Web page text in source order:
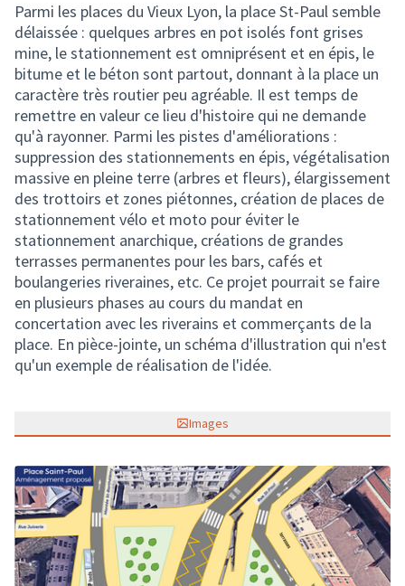
Parmi les places du Vieux Lyon, la place St-Paul semble
délaissée : quelques arbres en pot isolés font grises
mine, le stationnement est omniprésent et en épis, le
bitume et le béton sont partout, donnant à la place un
caractère très routier peu agréable. Il est temps de
remettre en valeur ce lieu d'histoire qui ne demande
qu'à rayonner. Parmi les pistes d'améliorations :
suppression des stationnements en épis, végétalisation
massive en pleine terre (arbres et fleurs), élargissement
des trottoirs et zones piétonnes, création de places de
stationnement vélo et moto pour éviter le
stationnement anarchique, créations de grandes
terrasses permanentes pour les bars, cafés et
boulangeries riveraines, etc. Ce projet pourrait se faire
en plusieurs phases au cours du mandat en
concertation avec les riverains et commerçants de la
place. En pièce-jointe, un schéma d'illustration qui n'est
qu'un exemple de réalisation de l'idée.
Images